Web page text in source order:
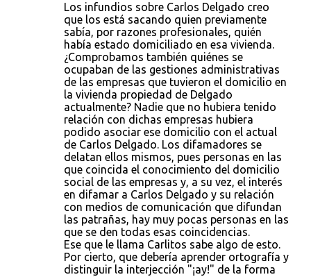
Los infundios sobre Carlos Delgado creo
que los está sacando quien previamente
sabía, por razones profesionales, quién
había estado domiciliado en esa vivienda.
¿Comprobamos también quiénes se
ocupaban de las gestiones administrativas
de las empresas que tuvieron el domicilio en
la vivienda propiedad de Delgado
actualmente? Nadie que no hubiera tenido
relación con dichas empresas hubiera
podido asociar ese domicilio con el actual
de Carlos Delgado. Los difamadores se
delatan ellos mismos, pues personas en las
que coincida el conocimiento del domicilio
social de las empresas y, a su vez, el interés
en difamar a Carlos Delgado y su relación
con medios de comunicación que difundan
las patrañas, hay muy pocas personas en las
que se den todas esas coincidencias.
Ese que le llama Carlitos sabe algo de esto.
Por cierto, que debería aprender ortografía y
distinguir la interjección "¡ay!" de la forma